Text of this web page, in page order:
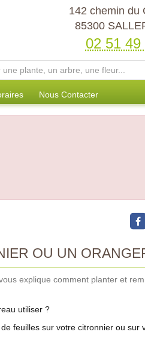
142 chemin du
85300
02 51 49
Nous Contacter
OU UN
explique comment planter et
utiliser ?
feuilles sur votre citronnier ou sur